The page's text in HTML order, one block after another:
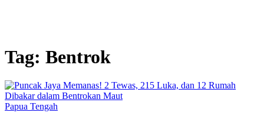
Tag: Bentrok
Papua Tengah